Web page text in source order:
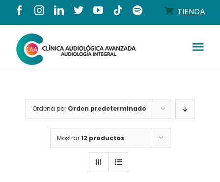
Saltar
contenido
TIENDA
Productos
Ordena por Orden predeterminado
Mostrar12 productos